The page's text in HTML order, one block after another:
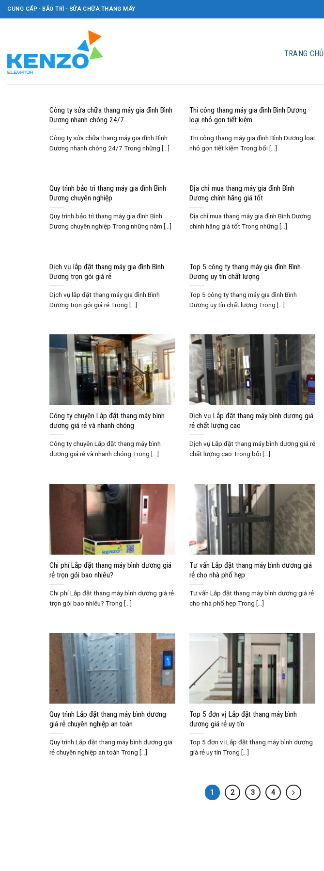
Skip
to
CUNG CẤP - BẢO TRÌ - SỬA CHỮA THANG MÁY
TRANG CHỦ
Công ty sửa chữa thang máy gia đình Bình
Dương nhanh chóng 24/7
Công ty sửa chữa thang máy gia đình Bình
Dương nhanh chóng 24/7 Trong những [...]
Thi công thang máy gia đình Bình Dương
loại nhỏ gọn tiết kiệm
Thi công thang máy gia đình Bình Dương loại
nhỏ gọn tiết kiệm Trong bối [...]
Quy trình bảo trì thang máy gia đình Bình
Dương chuyên nghiệp
Quy trình bảo trì thang máy gia đình Bình
Dương chuyên nghiệp Trong những năm [...]
Địa chỉ mua thang máy gia đình Bình
Dương chính hãng giá tốt
Địa chỉ mua thang máy gia đình Bình Dương
chính hãng giá tốt Trong những [...]
Dịch vụ lắp đặt thang máy gia đình Bình
Dương trọn gói giá rẻ
Dịch vụ lắp đặt thang máy gia đình Bình
Dương trọn gói giá rẻ Trong [...]
Top 5 công ty thang máy gia đình Bình
Dương uy tín chất lượng
Top 5 công ty thang máy gia đình Bình
Dương uy tín chất lượng Trong [...]
Công ty chuyên Lắp đặt thang máy bình
dương giá rẻ và nhanh chóng
Công ty chuyên Lắp đặt thang máy bình
dương giá rẻ và nhanh chóng Trong [...]
Dịch vụ Lắp đặt thang máy bình dương giá
rẻ chất lượng cao
Dịch vụ Lắp đặt thang máy bình dương giá rẻ
chất lượng cao Trong bối [...]
Chi phí Lắp đặt thang máy bình dương giá
rẻ trọn gói bao nhiêu?
Chi phí Lắp đặt thang máy bình dương giá rẻ
trọn gói bao nhiêu? Trong [...]
Tư vấn Lắp đặt thang máy bình dương giá
rẻ cho nhà phố hẹp
Tư vấn Lắp đặt thang máy bình dương giá rẻ
cho nhà phố hẹp Trong [...]
Quy trình Lắp đặt thang máy bình dương
giá rẻ chuyên nghiệp an toàn
Quy trình Lắp đặt thang máy bình dương giá
rẻ chuyên nghiệp an toàn Trong [...]
Top 5 đơn vị Lắp đặt thang máy bình
dương giá rẻ uy tín
Top 5 đơn vị Lắp đặt thang máy bình dương
giá rẻ uy tín Trong [...]
1 2 3 4